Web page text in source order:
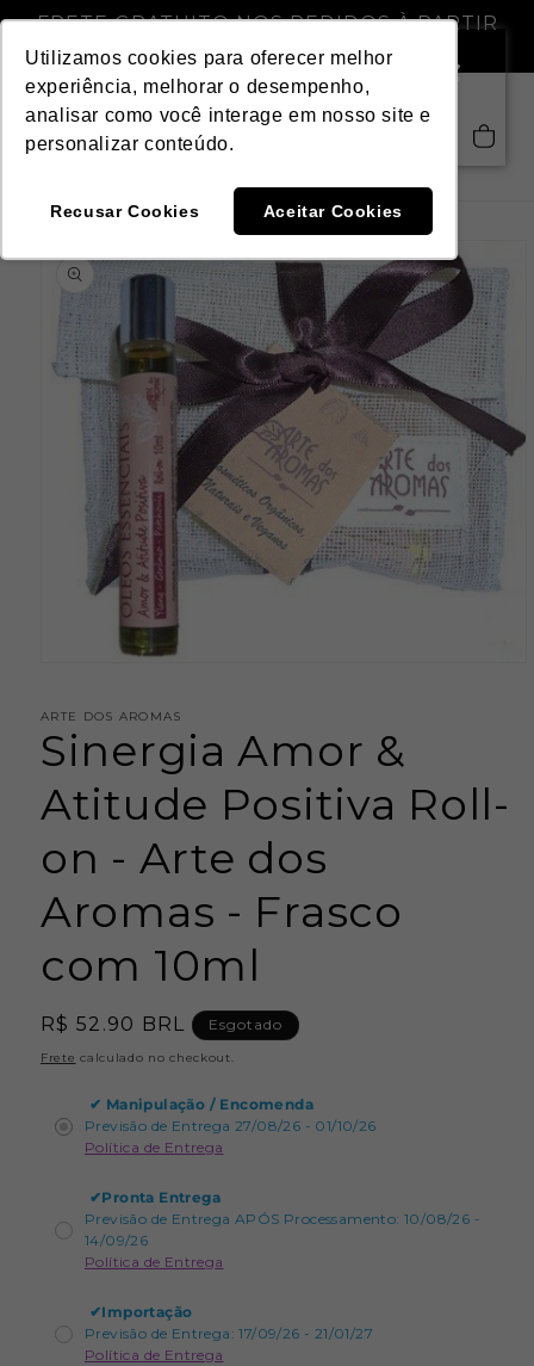
Saiba mais
Utilizamos cookies para oferecer melhor
experiência, melhorar o desempenho,
analisar como você interage em nosso site e
personalizar conteúdo.
Recusar Cookies Aceitar Cookies
para o
conteúdo
FRETE GRATUITO NOS PEDIDOS À PARTIR
DE R$ 299,00
Carrinho
informações
do produto
na
janela
modal
ARTE DOS AROMAS
Sinergia Amor &
Atitude Positiva Roll-
on - Arte dos
Aromas - Frasco
com 10ml
Preço
normal
R$ 52.90 BRL Esgotado
Frete calculado no checkout.
✔ Manipulação / Encomenda
Previsão de Entrega 27/08/26 - 01/10/26
Política de Entrega
✔Pronta Entrega
Previsão de Entrega APÓS Processamento: 10/08/26 -
14/09/26
Política de Entrega
✔Importação
Previsão de Entrega: 17/09/26 - 21/01/27
Política de Entrega